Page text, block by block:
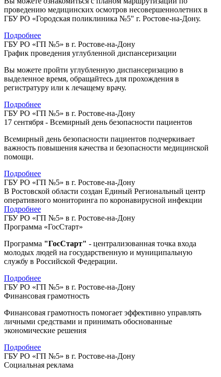
проведению медицинских осмотров несовершеннолетних в
ГБУ РО «Городская поликлиника №5" г. Ростове-на-Дону.
Подробнее
ГБУ РО «ГП №5» в г. Ростове-на-Дону
График проведения углубленной диспансеризации
Вы можете пройти углубленную диспансеризацию в
выделенное время, обращайтесь для прохождения в
регистратуру или к лечащему врачу.
Подробнее
ГБУ РО «ГП №5» в г. Ростове-на-Дону
17 сентября - Всемирный день безопасности пациентов
Всемирный день безопасности пациентов подчеркивает
важность повышения качества и безопасности медицинской
помощи.
Подробнее
ГБУ РО «ГП №5» в г. Ростове-на-Дону
В Ростовской области создан Единый Региональный центр
оперативного мониторинга по коронавирусной инфекции
Подробнее
ГБУ РО «ГП №5» в г. Ростове-на-Дону
Программа «ГосСтарт»
Программа "ГосСтарт" - централизованная точка входа
молодых людей на государственную и муниципальную
службу в Российской Федерации.
Подробнее
ГБУ РО «ГП №5» в г. Ростове-на-Дону
Финансовая грамотность
Финансовая грамотность помогает эффективно управлять
личными средствами и принимать обоснованные
экономические решения
Подробнее
ГБУ РО «ГП №5» в г. Ростове-на-Дону
Социальная реклама